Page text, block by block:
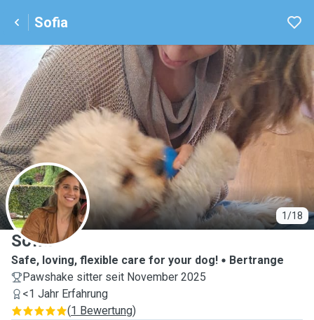
Sofia
1/18
S
Sofia
Safe, loving, flexible care for your dog!
Bertrange
Pawshake sitter seit November 2025
<1 Jahr Erfahrung
(1 Bewertung)